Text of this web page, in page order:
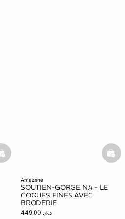
basketfull
amazone
SOUTIEN-GORGE N.4 - LE
COQUES FINES AVEC
BRODERIE
د.م. 449,00